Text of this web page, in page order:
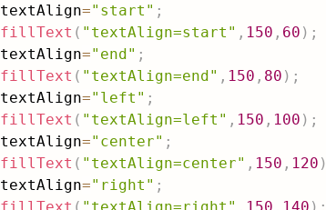
textAlign="start" ;
fillText ( "textAlign=start" , 150 , 60 ) ;
textAlign="end" ;
fillText ( "textAlign=end" , 150 , 80 ) ;
textAlign="left" ;
fillText ( "textAlign=left" , 150 , 100 ) ;
textAlign="center" ;
fillText ( "textAlign=center" , 150 , 120 )
textAlign="right" ;